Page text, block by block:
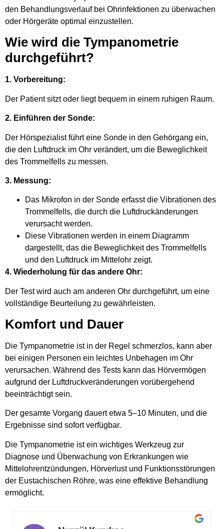
den Behandlungsverlauf bei Ohrinfektionen zu überwachen
oder Hörgeräte optimal einzustellen.
Wie wird die Tympanometrie
durchgeführt?
1. Vorbereitung:
Der Patient sitzt oder liegt bequem in einem ruhigen Raum.
2. Einführen der Sonde:
Der Hörspezialist führt eine Sonde in den Gehörgang ein,
die den Luftdruck im Ohr verändert, um die Beweglichkeit
des Trommelfells zu messen.
3. Messung:
Das Mikrofon in der Sonde erfasst die Vibrationen des
Trommelfells, die durch die Luftdruckänderungen
verursacht werden.
Diese Vibrationen werden in einem Diagramm
dargestellt, das die Beweglichkeit des Trommelfells
und den Luftdruck im Mittelohr zeigt.
4. Wiederholung für das andere Ohr:
Der Test wird auch am anderen Ohr durchgeführt, um eine
vollständige Beurteilung zu gewährleisten.
Komfort und Dauer
Die Tympanometrie ist in der Regel schmerzlos, kann aber
bei einigen Personen ein leichtes Unbehagen im Ohr
verursachen. Während des Tests kann das Hörvermögen
aufgrund der Luftdruckveränderungen vorübergehend
beeinträchtigt sein.
Der gesamte Vorgang dauert etwa 5–10 Minuten, und die
Ergebnisse sind sofort verfügbar.
Die Tympanometrie ist ein wichtiges Werkzeug zur
Diagnose und Überwachung von Erkrankungen wie
Mittelohrentzündungen, Hörverlust und Funktionsstörungen
der Eustachischen Röhre, was eine effektive Behandlung
ermöglicht.